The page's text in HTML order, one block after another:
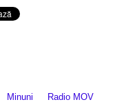
Minuni Radio MOV